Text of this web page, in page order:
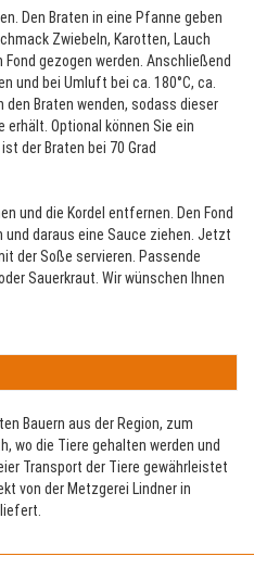
Den Braten in eine Pfanne geben
Zwiebeln, Karotten, Lauch
gezogen werden. Anschließend
und bei Umluft bei ca. 180°C, ca.
Braten wenden, sodass dieser
erhält. Optional können Sie ein
der Braten bei 70 Grad
und die Kordel entfernen. Den Fond
daraus eine Sauce ziehen. Jetzt
der Soße servieren. Passende
Sauerkraut. Wir wünschen Ihnen
Bauern aus der Region, zum
wo die Tiere gehalten werden und
Transport der Tiere gewährleistet
von der Metzgerei Lindner in